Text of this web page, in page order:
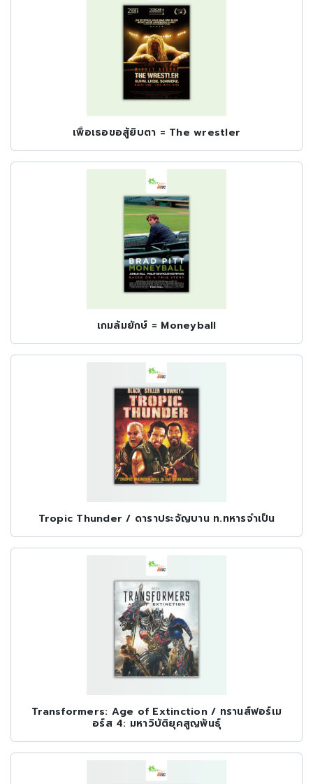
เพื่อเธอขอสู้ยิบตา = The wrestler
เกมล้มยักษ์ = Moneyball
Tropic Thunder / ดาราประจัญบาน ท.ทหารจำเป็น
Transformers: Age of Extinction / ทรานส์ฟอร์เม
อร์ส 4: มหาวิบัติยุคสูญพันธุ์